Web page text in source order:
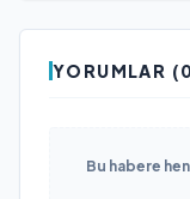
YORUMLAR
Bu habere